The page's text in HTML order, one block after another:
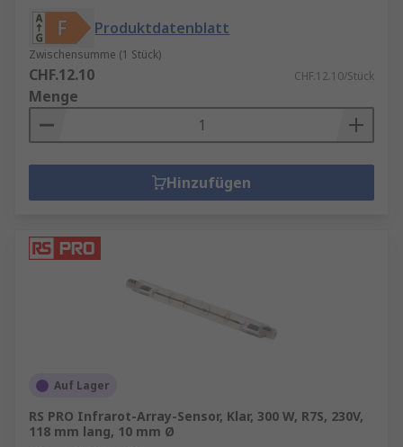
Produktdatenblatt
Zwischensumme (1 Stück)
CHF.12.10 CHF.12.10/Stück
Menge
Hinzufügen
Auf Lager
RS PRO Infrarot-Array-Sensor, Klar, 300 W, R7S, 230V,
118 mm lang, 10 mm Ø